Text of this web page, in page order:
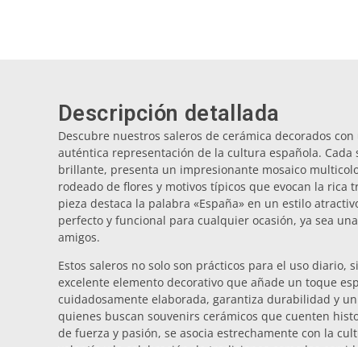
Descripción detallada
Descubre nuestros saleros de cerámica decorados
auténtica representación de la cultura española. Cada
brillante, presenta un impresionante mosaico
rodeado de flores y motivos típicos que evocan la rica
pieza destaca la palabra «España» en un estilo
perfecto y funcional para cualquier ocasión, ya sea
amigos.
Estos saleros no solo son prácticos para el uso diario,
excelente elemento decorativo que añade un toque
cuidadosamente elaborada, garantiza durabilidad y
quienes buscan souvenirs cerámicos que cuenten
de fuerza y pasión, se asocia estrechamente con la